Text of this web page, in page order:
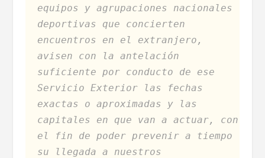
equipos y agrupaciones nacionales
deportivas que concierten
encuentros en el extranjero,
avisen con la antelación
suficiente por conducto de ese
Servicio Exterior las fechas
exactas o aproximadas y las
capitales en que van a actuar, con
el fin de poder prevenir a tiempo
su llegada a nuestros